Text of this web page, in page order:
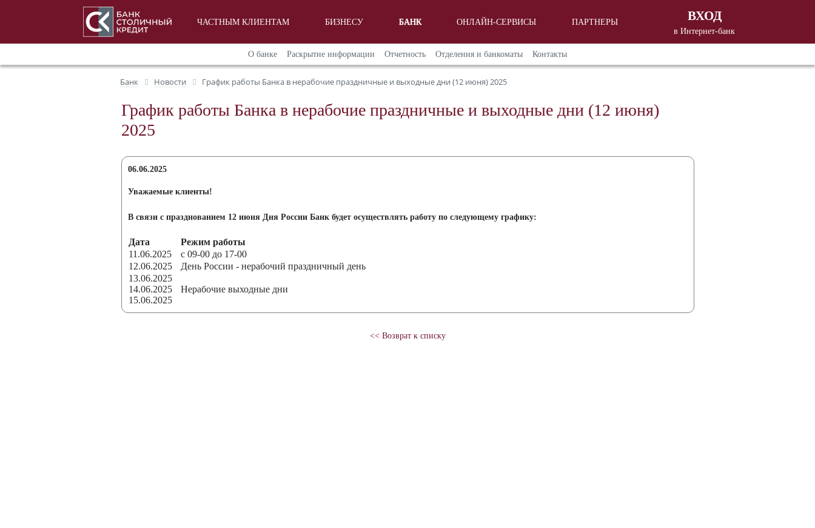
ЧАСТНЫМ КЛИЕНТАМ БИЗНЕСУ БАНК ОНЛАЙН-СЕРВИСЫ ПАРТНЕРЫ ВХОД
в Интернет-банк
корпоративных клиентов
О банке Раскрытие информации Отчетность Отделения и банкоматы Контакты
Банк Новости График работы Банка в нерабочие праздничные и выходные дни (12 июня) 2025
График работы Банка в нерабочие праздничные и выходные дни (12 июня)
2025
06.06.2025
Уважаемые клиенты!
В связи с празднованием 12 июня Дня России Банк будет осуществлять работу по следующему графику:
Дата
Режим работы
11.06.2025
с 09-00 до 17-00
12.06.2025
День России - нерабочий праздничный день
13.06.2025
14.06.2025
15.06.2025
Нерабочие выходные дни
<< Возврат к списку